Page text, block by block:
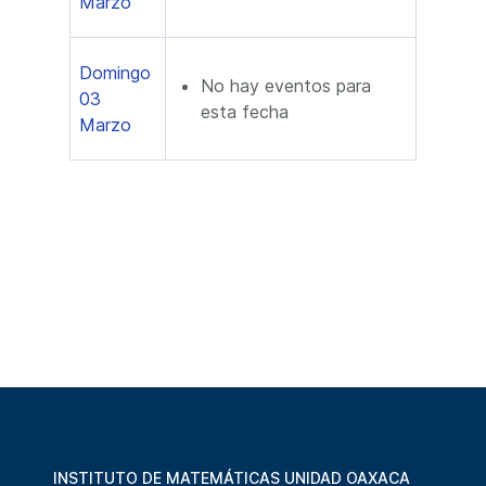
Domingo
03
Marzo
No hay eventos para
esta fecha
INSTITUTO DE MATEMÁTICAS UNIDAD OAXACA